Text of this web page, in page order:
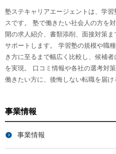
塾ステキャリアエージェントは、学
スです。 塾で働きたい社会人の方を
開の求人紹介、書類添削、面接対策
サポートします。 学習塾の規模や職
き方に至るまで幅広く比較し、候補
を実現。 口コミ情報や各社の選考対
働きたい方に、後悔しない転職を届け
事業情報
事業情報